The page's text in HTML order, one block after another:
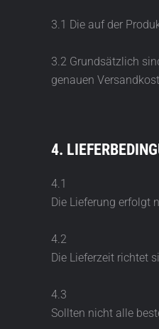
3.1 Die auf der
3.2 Grundsätzlich
genauen
4.
4.1
Die Lieferung erfolgt
4.2
Die Lieferzeit richtet
4.3
Sollten nicht alle